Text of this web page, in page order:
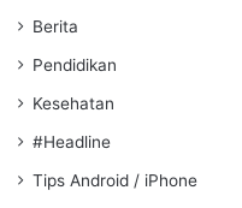
Berita
Pendidikan
Kesehatan
#Headline
Tips Android / iPhone